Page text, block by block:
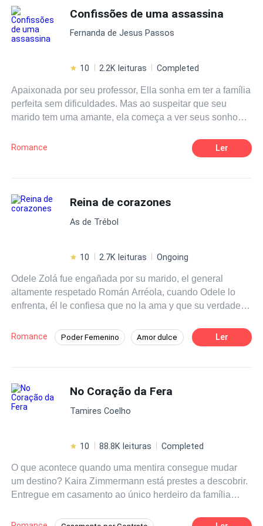
la, temendo enfrentá-los”. Prepare-se! Eis a convocação
para encarar profecias, escutar risadas de bruxas, se
divertir nos festins e beber junto com os taberneiros, ouvir
assombrações, criaturas celestiais, mágicas e espíritos
viagem que muda o percurso de uma vida inteira....
Confissões de uma assassina
Fernanda de Jesus Passos
10 2.2K leituras Completed
Apaixonada por seu professor, Ella sonha em ter a família
perfeita sem dificuldades. Mas ao suspeitar que seu
marido tem uma amante, ela começa a ver seus sonhos
indo longe demais. Confissões de Uma Assassina é uma
história com base em fatos reais, que comprova que
Romance Ler
Reina de corazones
As de Trébol
10 2.7K leituras Ongoing
Odele Zolá fue engañada por su marido, el general
altamente respetado Román Arréola, cuando Odele lo
enfrenta, él le confiesa que no la ama y que su verdadero
discusión, son atacados por miembros de la organización
criminal "La Baraja". Impotente, ve cómo Román salva a
morirá y a Odele se le rompe el corazón una vez más.
Más tarde, Odele despierta en un basurero en otro país,
no sabe cómo llegó a ahí, pero está viva y parece que
idioma de ese lugar, Odele se hace una promesa: Volverá
a su país y se vengará de todo el mal que le hicieron.
Romance Poder Femenino Amor dulce
Desafío a las Expectativas
Ler
No Coração da Fera
Tamires Coelho
10 88.8K leituras Completed
O que acontece quando uma mentira consegue mudar
um destino? Kaira Zimmermann está prestes a descobrir.
Entregue em casamento ao único herdeiro da família
cumprindo um destino que nunca escolheu. No entanto,